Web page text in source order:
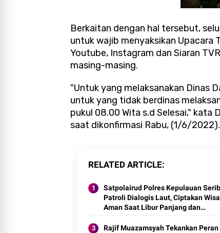
Berkaitan dengan hal tersebut,
untuk wajib menyaksikan Upacara
Youtube, Instagram dan Siaran
masing-masing.
"Untuk yang melaksanakan Dinas
untuk yang tidak berdinas
pukul 08.00 Wita s.d Selesai," kata
saat dikonfirmasi Rabu, (1/6/2022).
RELATED ARTICLE
Satpolairud Polres Kepulauan
Patroli Dialogis Laut, Ciptakan
Aman Saat Libur Panjang dan
Rajif Muazamsyah Tekankan Peran